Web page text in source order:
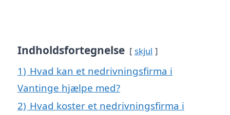
Indholdsfortegnelse skjul
1) Hvad kan et nedrivningsfirma i
Vantinge hjælpe med?
2) Hvad koster et nedrivningsfirma i